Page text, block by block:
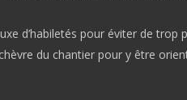
d’habiletés pour éviter de trop
du chantier pour y être